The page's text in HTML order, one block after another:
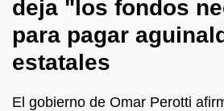
deja "los fondos
para pagar
estatales
El gobierno de Omar Perotti